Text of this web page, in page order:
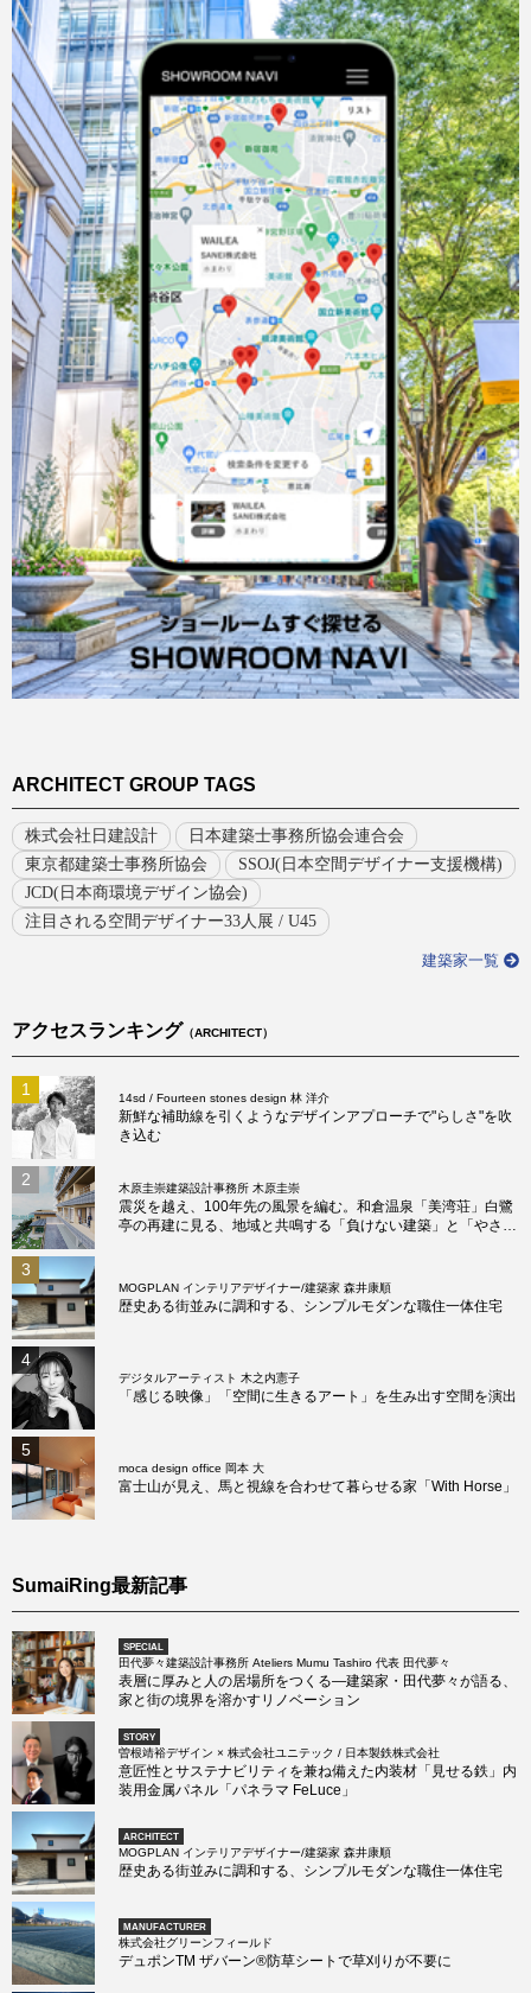
ARCHITECT GROUP TAGS
株式会社日建設計
日本建築士事務所協会連合会
東京都建築士事務所協会
SSOJ(日本空間デザイナー支援機構)
JCD(日本商環境デザイン協会)
注目される空間デザイナー33人展 / U45
建築家一覧
アクセスランキング （ARCHITECT）
1 14sd / Fourteen stones design 林 洋介
新鮮な補助線を引くようなデザインアプローチで"らしさ"を吹
き込む
2 木原圭崇建築設計事務所 木原圭崇
震災を越え、100年先の風景を編む。和倉温泉「美湾荘」白鷺
亭の再建に見る、地域と共鳴する「負けない建築」と「やさし
3
MOGPLAN インテリアデザイナー/建築家 森井康順
歴史ある街並みに調和する、シンプルモダンな職住一体住宅
4
デジタルアーティスト 木之内憲子
「感じる映像」「空間に生きるアート」を生み出す空間を演出
5
moca design office 岡本 大
富士山が見え、馬と視線を合わせて暮らせる家「With Horse」
SumaiRing最新記事
SPECIAL
田代夢々建築設計事務所 Ateliers Mumu Tashiro 代表 田代夢々
表層に厚みと人の居場所をつくる―建築家・田代夢々が語る、
家と街の境界を溶かすリノベーション
STORY
曽根靖裕デザイン × 株式会社ユニテック / 日本製鉄株式会社
意匠性とサステナビリティを兼ね備えた内装材「見せる鉄」内
装用金属パネル「パネラマ FeLuce」
ARCHITECT
MOGPLAN インテリアデザイナー/建築家 森井康順
歴史ある街並みに調和する、シンプルモダンな職住一体住宅
MANUFACTURER
株式会社グリーンフィールド
デュポンTM ザバーン®防草シートで草刈りが不要に